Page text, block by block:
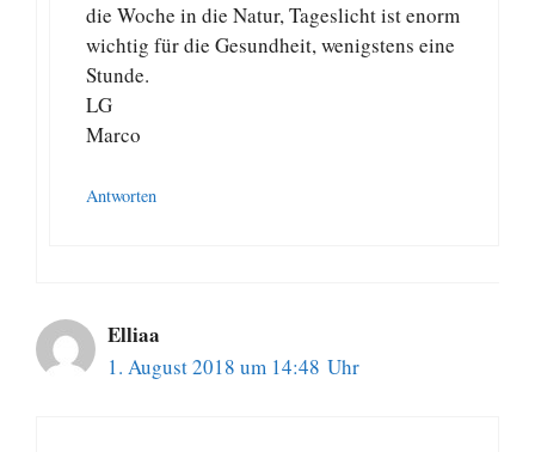
die Woche in die Natur, Tageslicht ist enorm
wichtig für die Gesundheit, wenigstens eine
Stunde.
LG
Marco
Antworten
Elliaa
1. August 2018 um 14:48 Uhr